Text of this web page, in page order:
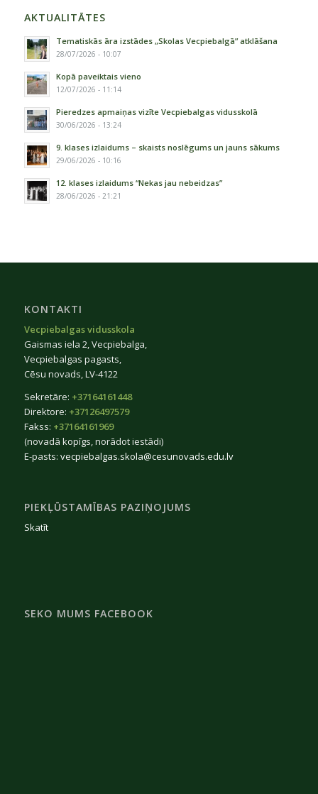
AKTUALITĀTES
Tematiskās āra izstādes „Skolas Vecpiebalgā” atklāšana
28/07/2026 - 10:07
Kopā paveiktais vieno
12/07/2026 - 11:14
Pieredzes apmaiņas vizīte Vecpiebalgas vidusskolā
30/06/2026 - 13:24
9. klases izlaidums – skaists noslēgums un jauns sākums
29/06/2026 - 10:16
12. klases izlaidums “Nekas jau nebeidzas”
28/06/2026 - 21:21
KONTAKTI
Vecpiebalgas vidusskola
Gaismas iela 2, Vecpiebalga,
Vecpiebalgas pagasts,
Cēsu novads, LV-4122
Sekretāre: +37164161448
Direktore: +37126497579
Fakss: +37164161969
(novadā kopīgs, norādot iestādi)
E-pasts: vecpiebalgas.skola@cesunovads.edu.lv
PIEKĻŪSTAMĪBAS PAZIŅOJUMS
Skatīt
SEKO MUMS FACEBOOK